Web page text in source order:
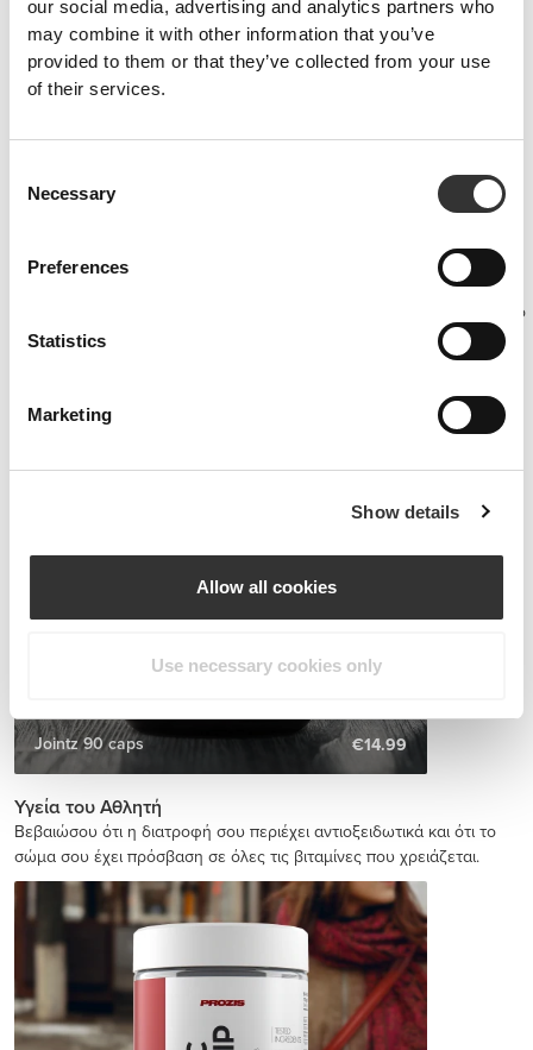
our social media, advertising and analytics partners who
may combine it with other information that you’ve
provided to them or that they’ve collected from your use
of their services.
Selection
Necessary
Preferences
Statistics
Marketing
Show details
Allow all cookies
Use necessary cookies only
PRO•CGT 400 g
Πρόληψη τραυματισμών
Βεβαιωθείτε ότι η αποκατάσταση των μυών σας είναι βέλτιστη, οι
αρθρώσεις σας είναι λιπασμένες και το σώμα σας προστατεύεται από
φλεγμονές με αυτά τα προϊόντα.
Jointz 90 caps €14.99
Υγεία του Αθλητή
Βεβαιώσου ότι η διατροφή σου περιέχει αντιοξειδωτικά και ότι το
σώμα σου έχει πρόσβαση σε όλες τις βιταμίνες που χρειάζεται.